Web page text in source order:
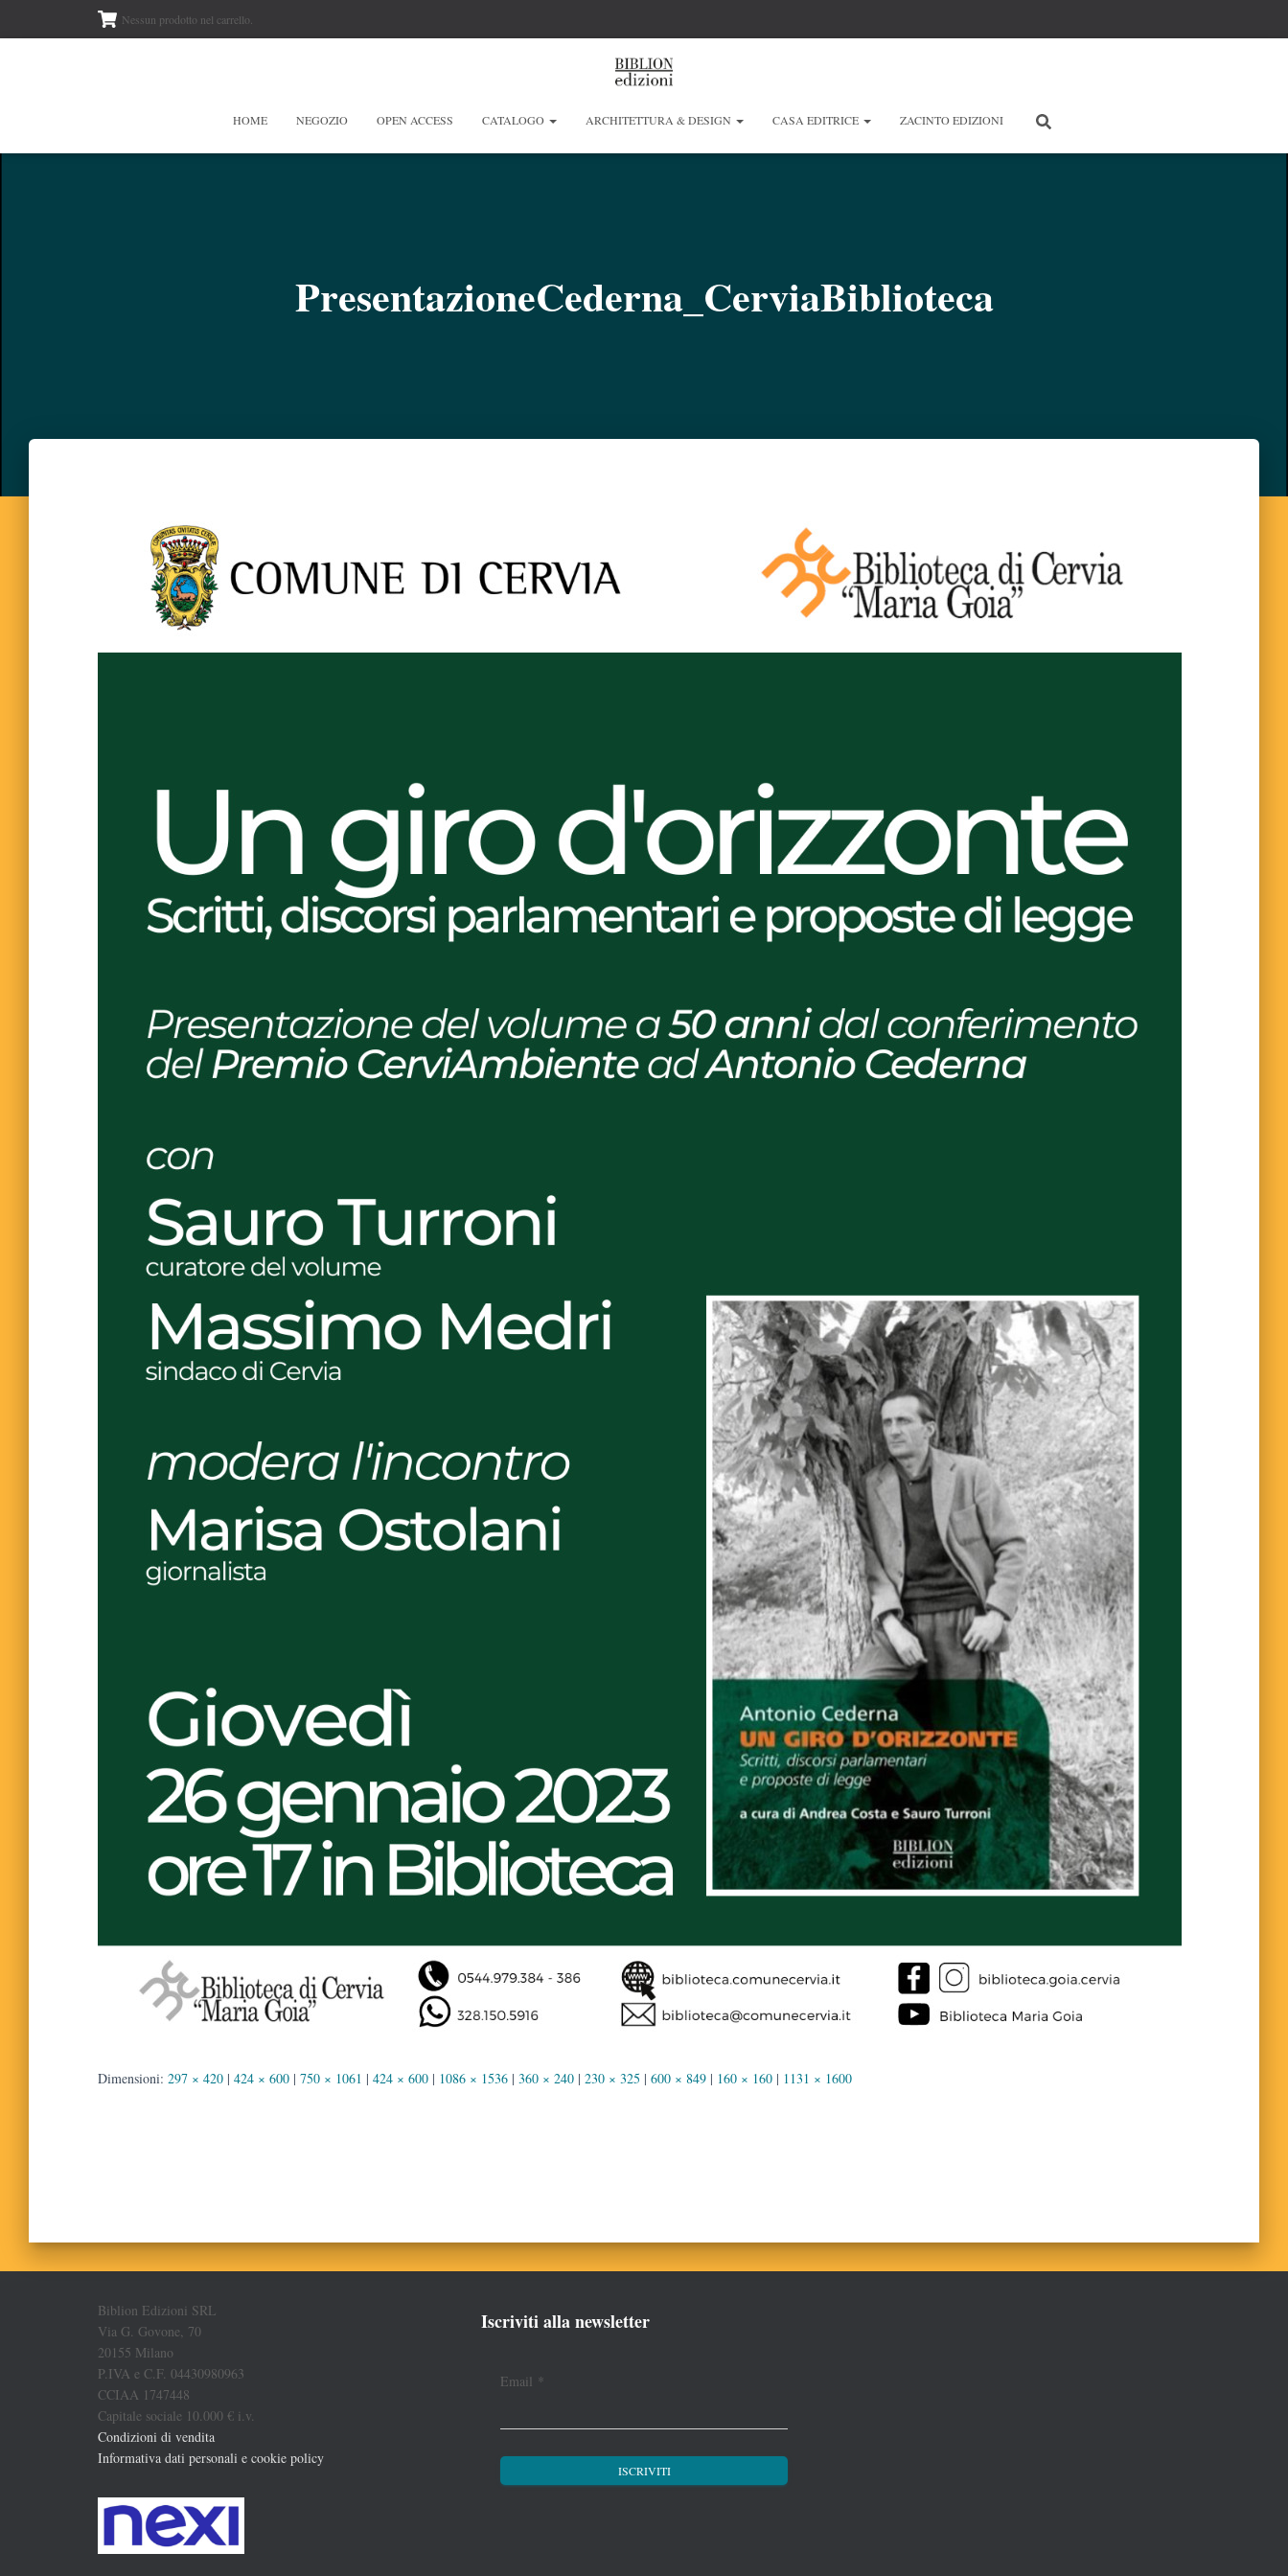
Nessun prodotto nel carrello.
HOME NEGOZIO OPEN ACCESS CATALOGO ARCHITETTURA & DESIGN CASA EDITRICE ZACINTO EDIZIONI
PresentazioneCederna_CerviaBiblioteca
Dimensioni: 297 × 420 | 424 × 600 | 750 × 1061 | 424 × 600 | 1086 × 1536 | 360 × 240 | 230 × 325 | 600 × 849 | 160 × 160 | 1131 × 1600
Biblion Edizioni SRL
Via G. Govone, 70
20155 Milano
P.IVA e C.F. 04430980963
CCIAA 1747448
Capitale sociale 10.000 € i.v.
Condizioni di vendita
Informativa dati personali e cookie policy
Iscriviti alla newsletter
Email *